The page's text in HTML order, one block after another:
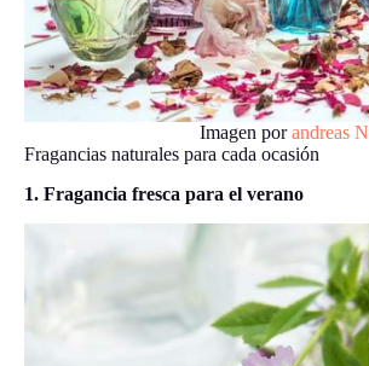
Imagen porandreas N
Fragancias naturales para cada ocasión
1. Fragancia fresca para el verano